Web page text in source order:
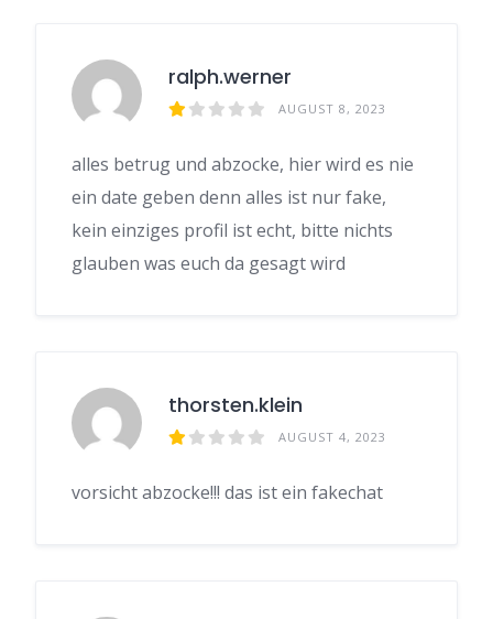
ralph.werner
AUGUST 8, 2023
alles betrug und abzocke, hier wird es nie
ein date geben denn alles ist nur fake,
kein einziges profil ist echt, bitte nichts
glauben was euch da gesagt wird
thorsten.klein
AUGUST 4, 2023
vorsicht abzocke!!! das ist ein fakechat